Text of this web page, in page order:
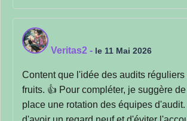
Veritas2 - le 11 Mai 2026
Content que l'idée des audits réguliers
fruits. 👍 Pour compléter, je suggère
place une rotation des équipes